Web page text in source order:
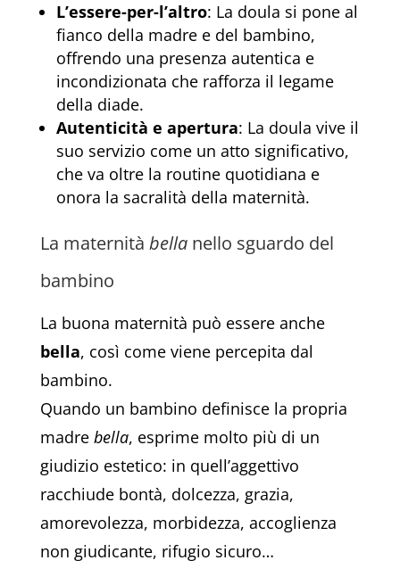
L’essere-per-l’altro: La doula si pone al
fianco della madre e del bambino,
offrendo una presenza autentica e
incondizionata che rafforza il legame
della diade.
Autenticità e apertura: La doula vive il
suo servizio come un atto significativo,
che va oltre la routine quotidiana e
onora la sacralità della maternità.
La maternità bellanello sguardo del
bambino
La buona maternità può essere anche
bella, così come viene percepita dal
bambino.
Quando un bambino definisce la propria
madre bella, esprime molto più di un
giudizio estetico: in quell’aggettivo
racchiude bontà, dolcezza, grazia,
amorevolezza, morbidezza, accoglienza
non giudicante, rifugio sicuro…